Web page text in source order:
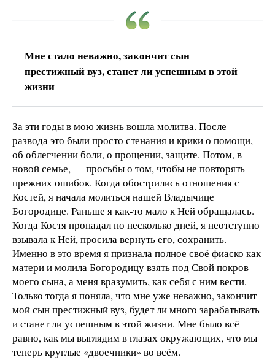
Мне стало неважно, закончит сын
престижный вуз, станет ли успешным в этой
жизни
За эти годы в мою жизнь вошла молитва. После
развода это были просто стенания и крики о помощи,
об облегчении боли, о прощении, защите. Потом, в
новой семье, — просьбы о том, чтобы не повторять
прежних ошибок. Когда обострились отношения с
Костей, я начала молиться нашей Владычице
Богородице. Раньше я как-то мало к Ней обращалась.
Когда Костя пропадал по несколько дней, я неотступно
взывала к Ней, просила вернуть его, сохранить.
Именно в это время я признала полное своё фиаско как
матери и молила Богородицу взять под Свой покров
моего сына, а меня вразумить, как себя с ним вести.
Только тогда я поняла, что мне уже неважно, закончит
мой сын престижный вуз, будет ли много зарабатывать
и станет ли успешным в этой жизни. Мне было всё
равно, как мы выглядим в глазах окружающих, что мы
теперь круглые «двоечники» во всём.